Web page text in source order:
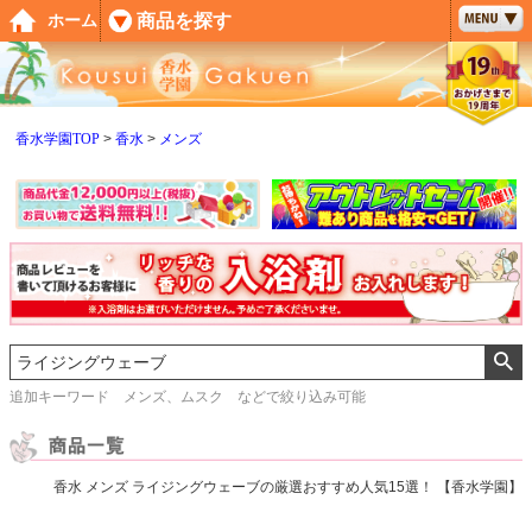
香水学園TOP 香水 メンズ
追加キーワード メンズ、ムスク などで絞り込み可能
香水 メンズ ライジングウェーブの厳選おすすめ人気15選！ 【香水学園】
ペー
ジト
ップ
へ
ホーム 商品を探す